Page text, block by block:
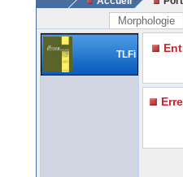
Morphologie
TLFi